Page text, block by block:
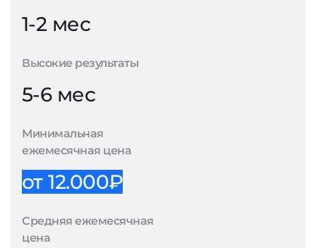
1-2 мес
Высокие результаты
5-6 мес
Минимальная
ежемесячная цена
от 12.000₽
Средняя ежемесячная
цена